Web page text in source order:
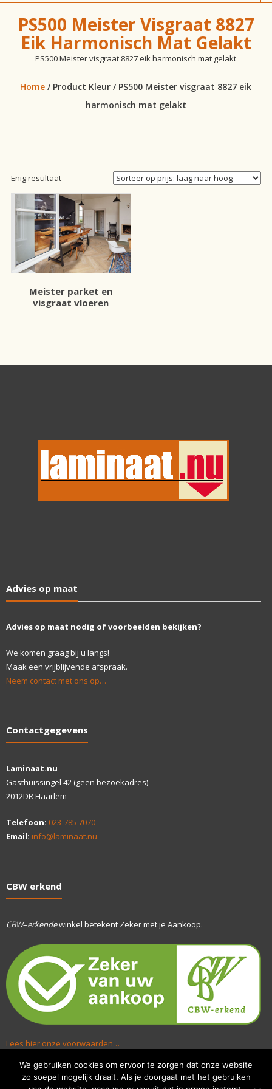
vloeren!
PS500 Meister Visgraat 8827
Eik Harmonisch Mat Gelakt
PS500 Meister visgraat 8827 eik harmonisch mat gelakt
Home / Product Kleur / PS500 Meister visgraat 8827 eik
harmonisch mat gelakt
Enig resultaat
Meister parket en
visgraat vloeren
Advies op maat
Advies op maat nodig of voorbeelden bekijken?
We komen graag bij u langs!
Maak een vrijblijvende afspraak.
Neem contact met ons op…
Contactgegevens
Laminaat.nu
Gasthuissingel 42 (geen bezoekadres)
2012DR Haarlem
Telefoon: 023-785 7070
Email: info@laminaat.nu
CBW erkend
CBW–erkendewinkel betekent Zeker met je Aankoop.
Lees hier onze voorwaarden…
We gebruiken cookies om ervoor te zorgen dat onze website
zo soepel mogelijk draait. Als je doorgaat met het gebruiken